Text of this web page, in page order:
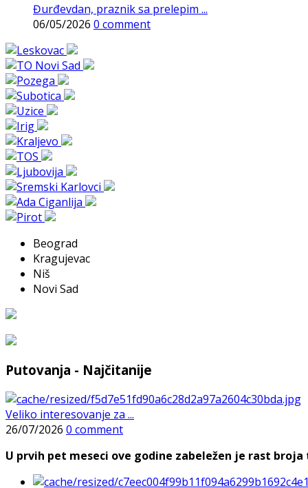
Đurđevdan, praznik sa prelepim ...
06/05/2026 0 comment
Beograd
Kragujevac
Niš
Novi Sad
Putovanja - Najčitanije
Veliko interesovanje za ...
26/07/2026 0 comment
U prvih pet meseci ove godine zabeležen je rast